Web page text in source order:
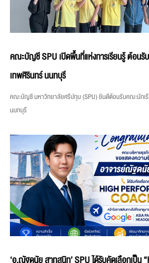
คณะบัญชี SPU เปิดพื้นที่แห่งการเรียนรู้ ต้อนรับ
เทพศิรินทร์ นนทบุรี
คณะบัญชี มหาวิทยาลัยศรีปทุม (SPU) ยินดีต้อนรับคณะนักเรี
นนทบุรี